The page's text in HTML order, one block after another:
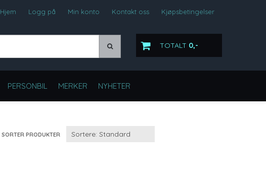
Hjem Logg på Min konto Kontakt oss Kjøpsbetingelser
TOTALT 0,-
PERSONBIL MERKER NYHETER
SORTER PRODUKTER